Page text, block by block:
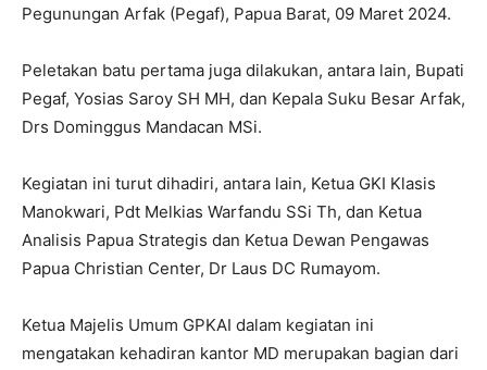
Pegunungan Arfak (Pegaf), Papua Barat, 09 Maret 2024.
Peletakan batu pertama juga dilakukan, antara lain, Bupati
Pegaf, Yosias Saroy SH MH, dan Kepala Suku Besar Arfak,
Drs Dominggus Mandacan MSi.
Kegiatan ini turut dihadiri, antara lain, Ketua GKI Klasis
Manokwari, Pdt Melkias Warfandu SSi Th, dan Ketua
Analisis Papua Strategis dan Ketua Dewan Pengawas
Papua Christian Center, Dr Laus DC Rumayom.
Ketua Majelis Umum GPKAI dalam kegiatan ini
mengatakan kehadiran kantor MD merupakan bagian dari